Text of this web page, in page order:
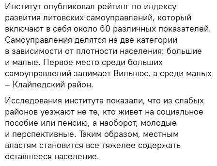
Институт опубликовал рейтинг по индексу
развития литовских самоуправлений, который
включают в себя около 60 различных показателей.
Самоуправления делятся на две категории
в зависимости от плотности населения: большие
и малые. Первое место среди больших
самоуправлений занимает Вильнюс, а среди малых
– Клайпедский район.
Исследования института показали, что из слабых
районов уезжают не те, кто живет на социальное
пособие или пенсию, а наоборот, молодые
и перспективные. Таким образом, местным
властям становится все тяжелее содержать
оставшееся население.